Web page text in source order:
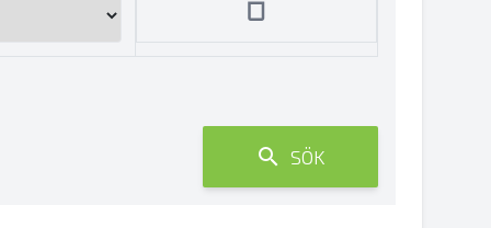
SÖK